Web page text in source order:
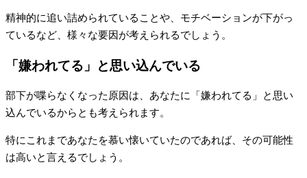
精神的に追い詰められていることや、モチベーションが下がっ
ているなど、様々な要因が考えられるでしょう。
「嫌われてる」と思い込んでいる
部下が喋らなくなった原因は、あなたに「嫌われてる」と思い
込んでいるからとも考えられます。
特にこれまであなたを慕い懐いていたのであれば、その可能性
は高いと言えるでしょう。